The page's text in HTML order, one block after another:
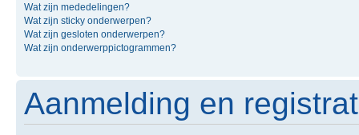
Wat zijn mededelingen?
Wat zijn sticky onderwerpen?
Wat zijn gesloten onderwerpen?
Wat zijn onderwerppictogrammen?
Aanmelding en